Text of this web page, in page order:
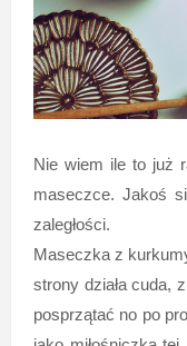
Nie wiem ile to już
maseczce. Jakoś
zaległości.
Maseczka z
strony działa cuda,
posprzątać no po